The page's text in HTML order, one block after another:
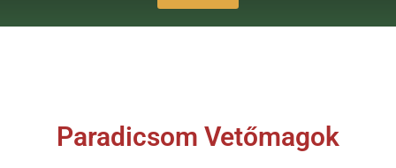
Paradicsom Vetőmagok